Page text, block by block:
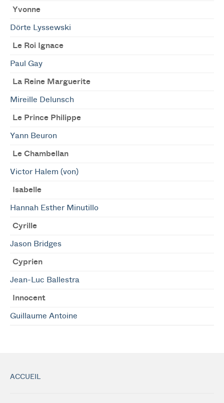
Yvonne
Dörte Lyssewski
Le Roi Ignace
Paul Gay
La Reine Marguerite
Mireille Delunsch
Le Prince Philippe
Yann Beuron
Le Chambellan
Victor Halem (von)
Isabelle
Hannah Esther Minutillo
Cyrille
Jason Bridges
Cyprien
Jean-Luc Ballestra
Innocent
Guillaume Antoine
ACCUEIL